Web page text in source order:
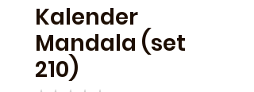
Kalender
Mandala (set
210)